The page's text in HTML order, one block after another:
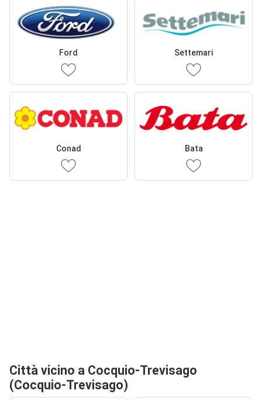
Ford Settemari
Conad Bata
Città vicino a Cocquio-Trevisago
(Cocquio-Trevisago)